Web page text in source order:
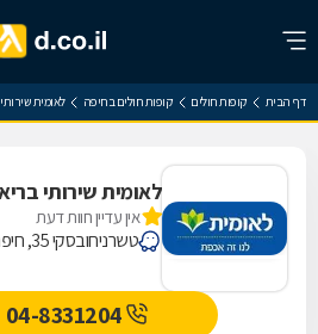
דף הבית קופות חולים קופות חולים בחיפה לאומית
לאומית שירותי
אין עדיין חוות דעת
טשרניחובסקי 35, חיפה
04-8331204